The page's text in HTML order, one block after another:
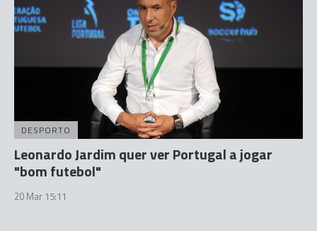
DESPORTO
Leonardo Jardim quer ver Portugal a jogar
"bom futebol"
20 Mar 15:11